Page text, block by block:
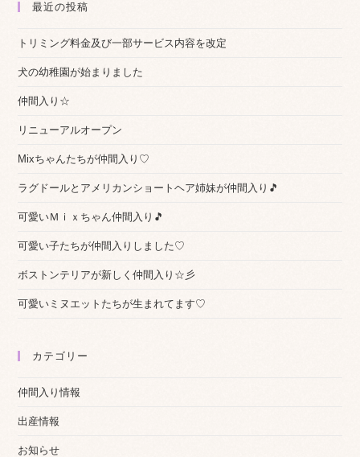
む
最近の投稿
トリミング料金及び一部サービス内容を改定
犬の幼稚園が始まりました
仲間入り☆
リニューアルオープン
Mixちゃんたちが仲間入り♡
ラグドールとアメリカンショートヘア姉妹が仲間入り🎵
可愛いＭｉｘちゃん仲間入り🎵
可愛い子たちが仲間入りしました♡
ボストンテリアが新しく仲間入り☆彡
可愛いミヌエットたちが生まれてます♡
カテゴリー
仲間入り情報
出産情報
お知らせ